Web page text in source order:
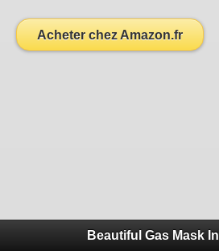
Acheter chez Amazon.fr
Beautiful Gas Mask